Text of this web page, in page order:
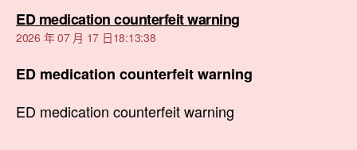
ED medication counterfeit warning表
示:
2026 年 07 月 17 日18:13:38
ED medication counterfeit warning
ED medication counterfeit warning